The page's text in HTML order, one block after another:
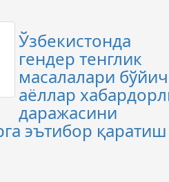
Ўзбекистонда
гендер тенглик
масалалари
аёллар
даражасини
эътибор қаратиш